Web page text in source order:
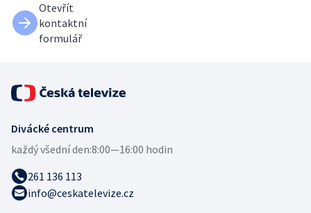
Otevřít
kontaktní
formulář
Divácké centrum
každý všední den:8:00—16:00 hodin
261 136 113
info@ceskatelevize.cz